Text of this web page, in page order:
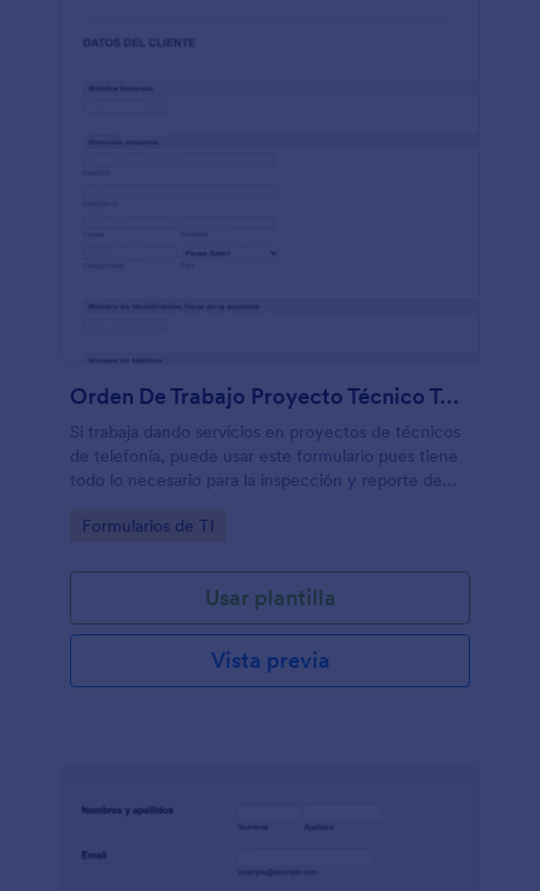
Orden De Trabajo Proyecto Técnico Telefonía
Si trabaja dando servicios en proyectos de técnicos
de telefonía, puede usar este formulario pues tiene
todo lo necesario para la inspección y reporte de
Go to Category:
Formularios de TI
Usar plantilla
Vista previa